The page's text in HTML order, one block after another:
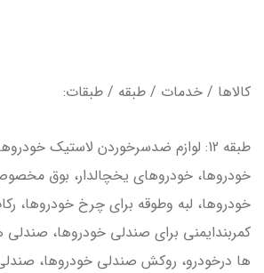
كالاها / خدمات / طبقه / طبقات:
طبقه 12: لوازم ضدسرخوردن لاستيك
خودروها، خودروهاي يخچالدار، بوق
خودروها، لبه وطوقه براي چرخ خودروها،
كمربندايمني براي صندلي خودروها، صندلي
ها درخودرو، روكش صندلي خودروها،